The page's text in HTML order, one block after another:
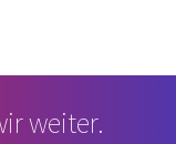
weiter.